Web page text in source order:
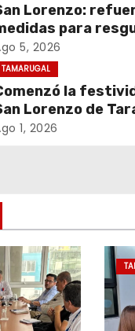
Lorenzo:
para
del
durante la
5, 2026
TAMARUGAL
la
Lorenzo de
con
1, 2026